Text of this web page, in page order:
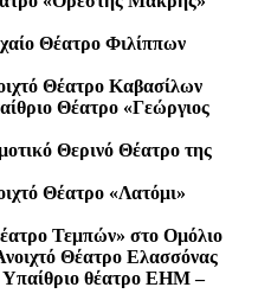
Θέατρο Φιλίππων
Θέατρο Καβασίλων
Θέατρο «Γεώργιος
Θερινό Θέατρο της
Θέατρο «Λατόμι»
Τεμπών» στο Ομόλιο
Θέατρο Ελασσόνας
Υπαίθριο θέατρο ΕΗΜ –